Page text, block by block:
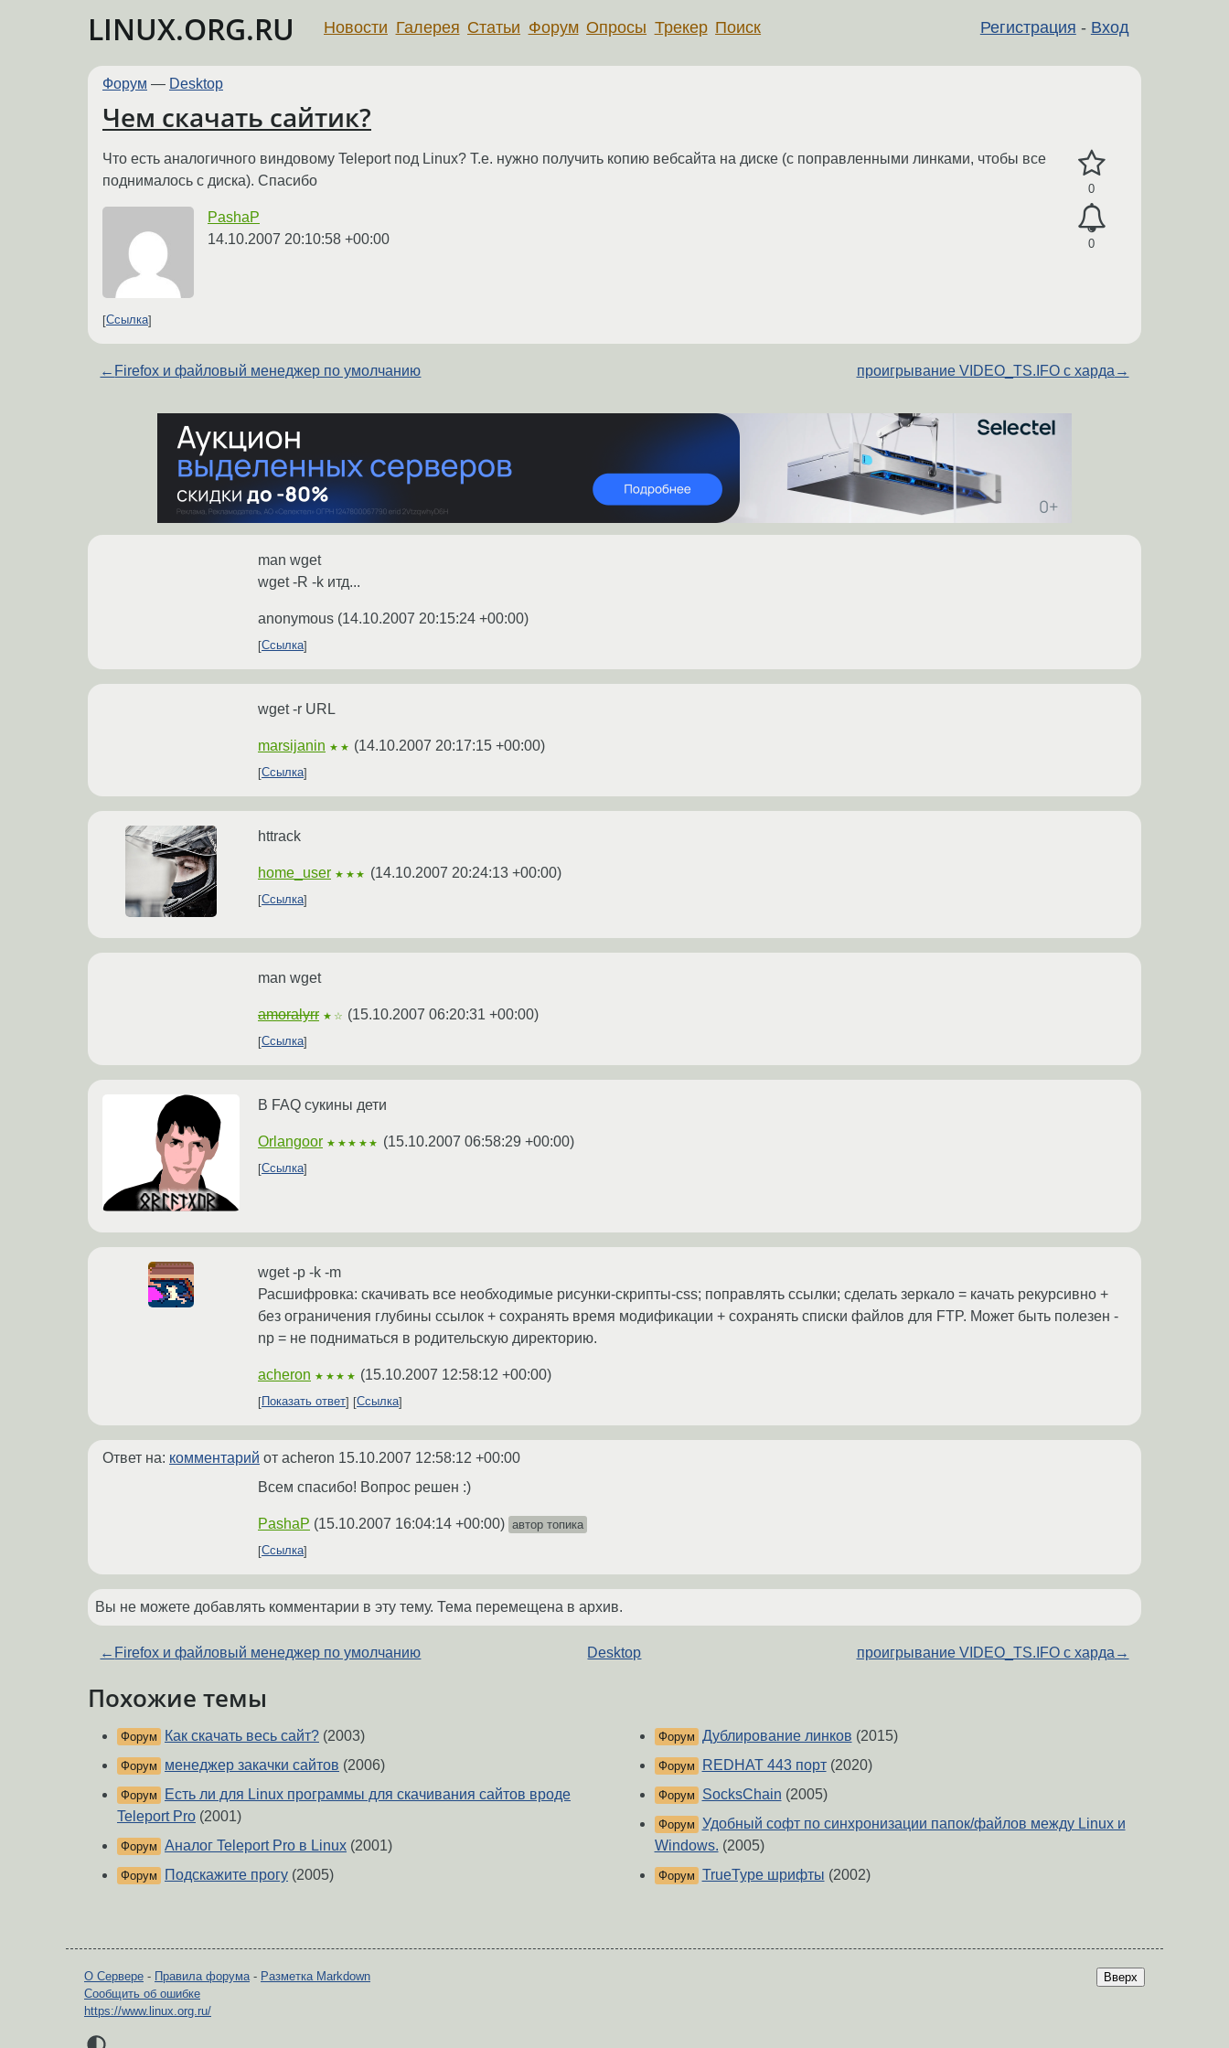
LINUX.ORG.RU Регистрация - Вход
Новости Галерея Статьи Форум Опросы Трекер Поиск
Форум — Desktop
Чем скачать сайтик?
0
0
Что есть аналогичного виндовому Teleport под Linux? Т.е. нужно получить копию вебсайта на диске (с поправленными линками, чтобы все
поднималось с диска). Спасибо
PashaP
14.10.2007 20:10:58 +00:00
Ссылка
← Firefox и файловый менеджер по умолчанию проигрывание VIDEO_TS.IFO с харда →
man wget
wget -R -k итд...
anonymous (14.10.2007 20:15:24 +00:00)
Ссылка
wget -r URL
marsijanin ★★ (14.10.2007 20:17:15 +00:00)
Ссылка
httrack
home_user ★★★ (14.10.2007 20:24:13 +00:00)
Ссылка
man wget
amoralyrr ★☆ (15.10.2007 06:20:31 +00:00)
Ссылка
В FAQ сукины дети
Orlangoor ★★★★★ (15.10.2007 06:58:29 +00:00)
Ссылка
wget -p -k -m
Расшифровка: скачивать все необходимые рисунки-скрипты-css; поправлять ссылки; сделать зеркало = качать рекурсивно +
без ограничения глубины ссылок + сохранять время модификации + сохранять списки файлов для FTP. Может быть полезен -
np = не подниматься в родительскую директорию.
acheron ★★★★ (15.10.2007 12:58:12 +00:00)
Показать ответ Ссылка
Ответ на: комментарий от acheron 15.10.2007 12:58:12 +00:00
Всем спасибо! Вопрос решен :)
PashaP (15.10.2007 16:04:14 +00:00) автор топика
Ссылка
Вы не можете добавлять комментарии в эту тему. Тема перемещена в архив.
← Firefox и файловый менеджер по умолчанию Desktop проигрывание VIDEO_TS.IFO с харда →
Похожие темы
Форум Как скачать весь сайт? (2003)
Форум менеджер закачки сайтов (2006)
Форум
Есть ли для Linux программы для скачивания сайтов вроде
Teleport Pro (2001)
Форум Аналог Teleport Pro в Linux (2001)
Форум Подскажите прогу (2005)
Форум Дублирование линков (2015)
Форум REDHAT 443 порт(2020)
Форум SocksChain (2005)
Форум
Удобный софт по синхронизации папок/файлов между Linux и
Windows. (2005)
Форум TrueType шрифты (2002)
Вверх
О Сервере - Правила форума- Разметка Markdown
Сообщить об ошибке
https://www.linux.org.ru/